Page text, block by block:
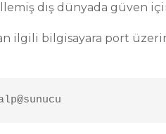
dış dünyada güven
ilgili bilgisayara port